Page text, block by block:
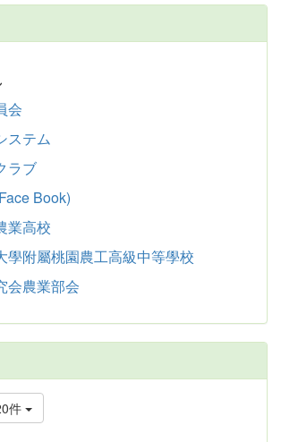
会
ステム
ラブ
Book)
業高校
學附屬桃園農工高級中等學校
会農業部会
件